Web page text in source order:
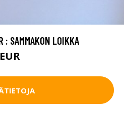
: SAMMAKON LOIKKA